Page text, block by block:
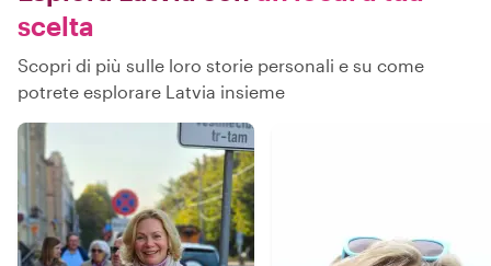
scelta
Scopri di più sulle loro storie personali e su come
potrete esplorare Latvia insieme